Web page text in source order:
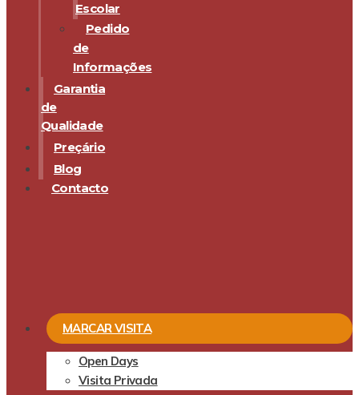
Escolar
Pedido
de
Informações
Garantia
de
Qualidade
Preçário
Blog
Contacto
MARCAR VISITA
Open Days
Visita Privada